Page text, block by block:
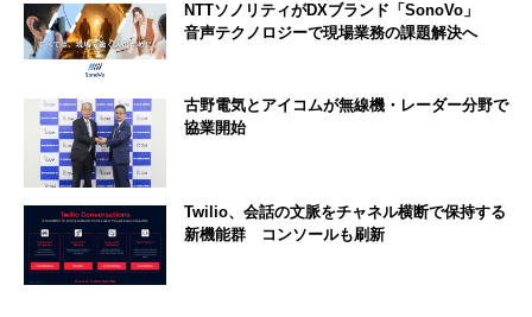
NTTソノリティがDXブランド「SonoVo」
音声テクノロジーで現場業務の課題解決へ
古野電気とアイコムが無線機・レーダー分野で
協業開始
Twilio、会話の文脈をチャネル横断で保持する
新機能群 コンソールも刷新